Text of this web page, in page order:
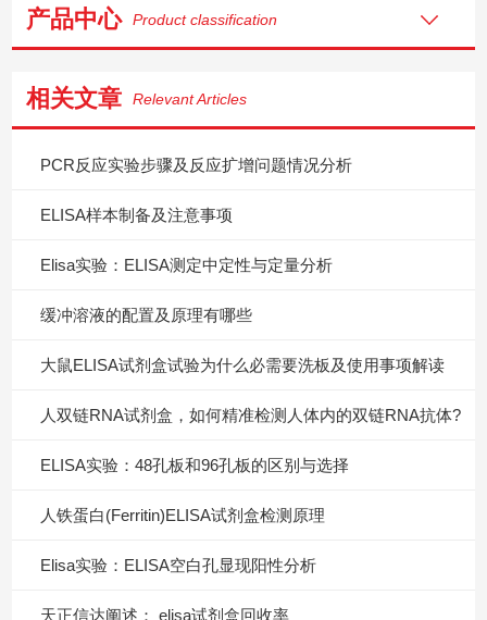
产品中心 Product classification
相关文章 Relevant Articles
PCR反应实验步骤及反应扩增问题情况分析
ELISA样本制备及注意事项
Elisa实验：ELISA测定中定性与定量分析
缓冲溶液的配置及原理有哪些
大鼠ELISA试剂盒试验为什么必需要洗板及使用事项解读
人双链RNA试剂盒，如何精准检测人体内的双链RNA抗体?
ELISA实验：48孔板和96孔板的区别与选择
人铁蛋白(Ferritin)ELISA试剂盒检测原理
Elisa实验：ELISA空白孔显现阳性分析
天正信达阐述： elisa试剂盒回收率